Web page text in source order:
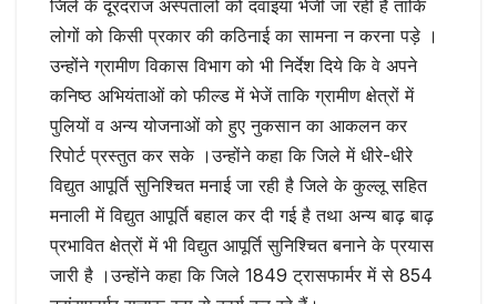
जिले के दूरदराज अस्पतालों को दवाइयां भेजी जा रही है ताकि
लोगों को किसी प्रकार की कठिनाई का सामना न करना पड़े ।
उन्होंने ग्रामीण विकास विभाग को भी निर्देश दिये कि वे अपने
कनिष्ठ अभियंताओं को फील्ड में भेजें ताकि ग्रामीण क्षेत्रों में
पुलियों व अन्य योजनाओं को हुए नुकसान का आकलन कर
रिपोर्ट प्रस्तुत कर सके ।उन्होंने कहा कि जिले में धीरे-धीरे
विद्युत आपूर्ति सुनिश्चित मनाई जा रही है जिले के कुल्लू सहित
मनाली में विद्युत आपूर्ति बहाल कर दी गई है तथा अन्य बाढ़ बाढ़
प्रभावित क्षेत्रों में भी विद्युत आपूर्ति सुनिश्चित बनाने के प्रयास
जारी है ।उन्होंने कहा कि जिले 1849 ट्रासफार्मर में से 854